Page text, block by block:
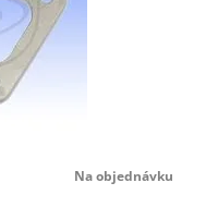
Na objednávku